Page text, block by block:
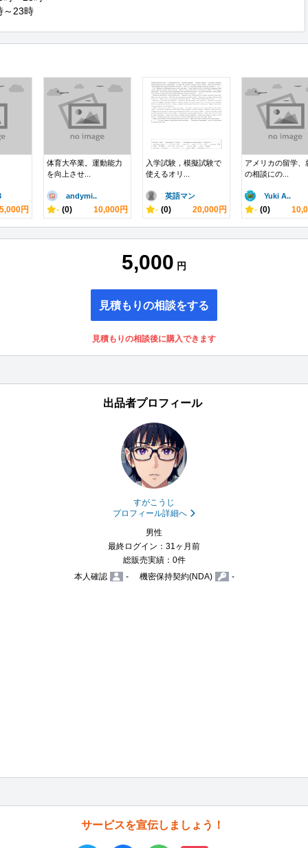
23時
5,000円
体育大卒業。運動能力
を向上させ...
andymi..
- (0) 10,000円
入学試験，模擬試験で
使えるオリ...
英語マン
- (0) 20,000円
アメリカの留学、
の相談にの...
Yuki A..
- (0)
5,000 円
見積もりの相談をする
見積もりの相談後に購入できます
出品者プロフィール
すがこうじ
プロフィール詳細へ
男性
最終ログイン：31ヶ月前
総販売実績：0件
本人確認
- 機密保持契約(NDA) -
サービスを宣伝しましょう！